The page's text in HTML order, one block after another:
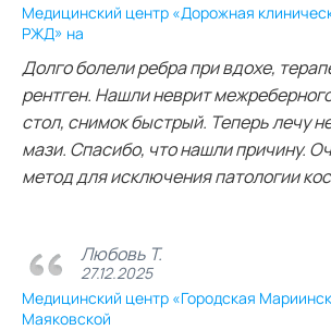
Медицинский центр «Дорожная
РЖД» на
Долго болели ребра при вдохе,
рентген. Нашли неврит
стол, снимок быстрый. Теперь лечу
мази. Спасибо, что нашли причину.
метод для исключения патологии
Любовь Т.
27.12.2025
Медицинский центр «Городская
Маяковской